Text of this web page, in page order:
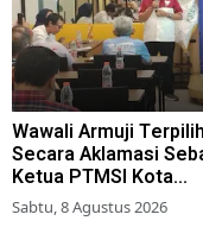
Wawali Armuji Terpilih
Secara Aklamasi
Ketua PTMSI Kota
Surabaya
Sabtu, 8 Agustus 2026